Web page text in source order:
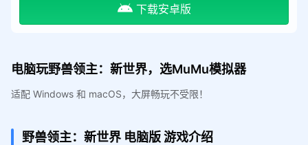
下载安卓版
电脑玩野兽领主：新世界，选MuMu模拟器
适配 Windows 和 macOS，大屏畅玩不受限！
野兽领主：新世界 电脑版游戏介绍